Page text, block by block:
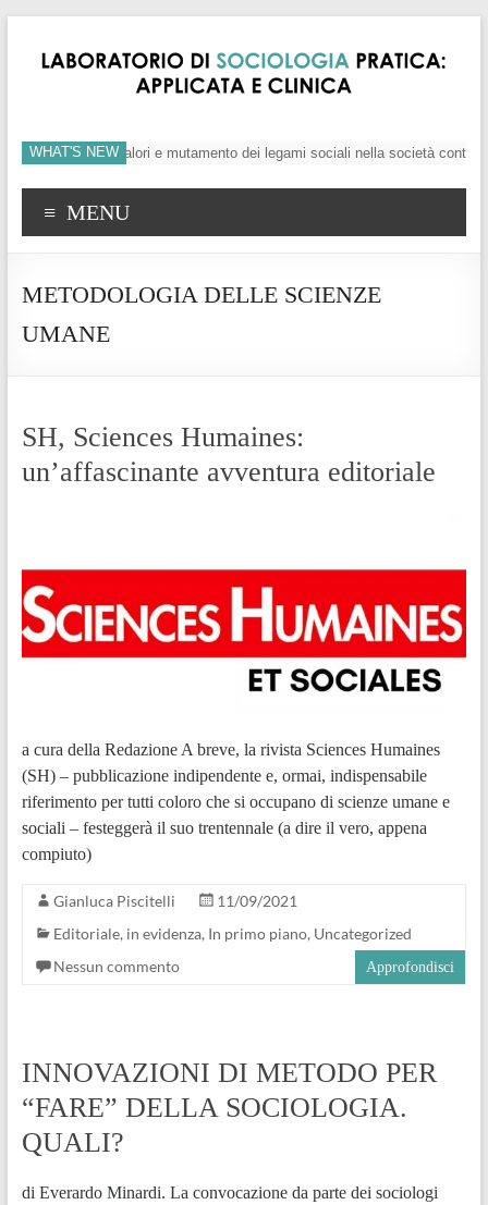
WHAT'S NEW
crisi dei valori e mutamento dei legami sociali nella società
MENU
METODOLOGIA DELLE SCIENZE
UMANE
SH, Sciences Humaines:
un’affascinante avventura editoriale
a cura della Redazione A breve, la rivista Sciences Humaines
(SH) – pubblicazione indipendente e, ormai, indispensabile
riferimento per tutti coloro che si occupano di scienze umane e
sociali – festeggerà il suo trentennale (a dire il vero, appena
compiuto)
Gianluca Piscitelli
11/09/2021
Editoriale, in evidenza, In primo piano, Uncategorized
Nessun commento
Approfondisci
INNOVAZIONI DI METODO PER
“FARE” DELLA SOCIOLOGIA.
QUALI?
di Everardo Minardi. La convocazione da parte dei sociologi